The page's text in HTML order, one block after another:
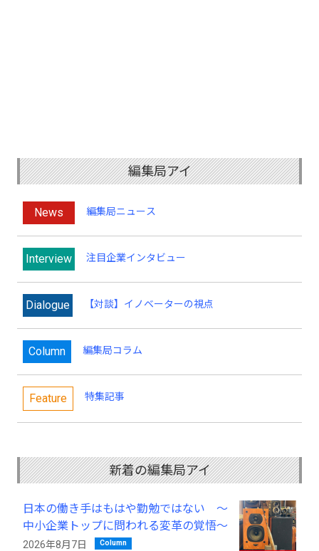
編集局アイ
News 編集局ニュース
Interview 注目企業インタビュー
Dialogue 【対談】イノベーターの視点
Column 編集局コラム
Feature 特集記事
新着の編集局アイ
日本の働き手はもはや勤勉ではない ～
中小企業トップに問われる変革の覚悟～
2026年8月7日 Column